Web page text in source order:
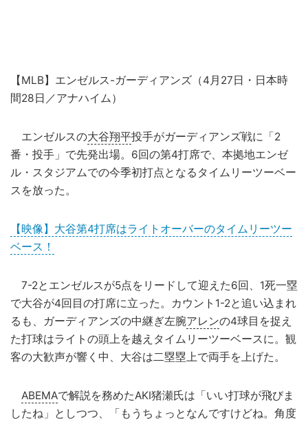
【MLB】エンゼルス-ガーディアンズ（4月27日・日本時
間28日／アナハイム）
エンゼルスの大谷翔平投手がガーディアンズ戦に「2
番・投手」で先発出場。6回の第4打席で、本拠地エンゼ
ル・スタジアムでの今季初打点となるタイムリーツーベー
スを放った。
【映像】大谷第4打席はライトオーバーのタイムリーツー
ベース！
7-2とエンゼルスが5点をリードして迎えた6回、1死一塁
で大谷が4回目の打席に立った。カウント1-2と追い込まれ
るも、ガーディアンズの中継ぎ左腕アレンの4球目を捉え
た打球はライトの頭上を越えタイムリーツーベースに。観
客の大歓声が響く中、大谷は二塁塁上で両手を上げた。
ABEMAで解説を務めたAKI猪瀬氏は「いい打球が飛びま
したね」としつつ、「もうちょっとなんですけどね。角度